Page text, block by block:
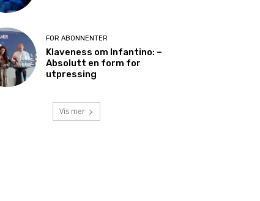
FOR ABONNENTER
Klaveness om Infantino: –
Absolutt en form for
utpressing
Vis mer